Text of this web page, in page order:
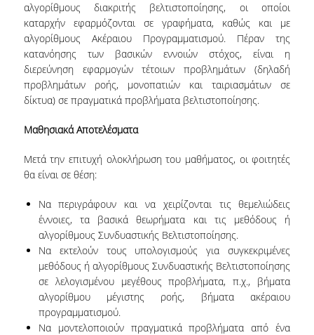
ΟΔΗΓΟΣ ΣΠΟΥΔΩΝ
ΜΑΘΗΜΑΤΑ
ΜΑΘΗΜΑΤΑ ΠΡΟΓΡΑΜΜΑΤΟΣ ΣΠΟΥΔΩΝ
ΜΑΘΗΜΑΤΑ ΕΛΕΥΘΕΡΗΣ ΕΠΙΛΟΓΗΣ
ΕΚΠΑΙΔΕΥΤΙΚΑ ΕΡΓΑΣΤΗΡΙΑ
ΚΑΤΑΤΑΚΤΗΡΙΕΣ ΕΞΕΤΑΣΕΙΣ
ΑΚΑΔΗΜΑΪΚΟΙ ΣΥΜΒΟΥΛΟΙ ΣΠΟΥΔΩΝ
ΠΙΣΤΟΠΟΙΗΣΗ ΠΑΙΔΑΓΩΓΙΚΗΣ ΚΑΙ ΔΙΔΑΚΤΙΚΗΣ
ΕΠΑΡΚΕΙΑΣ
ERASMUS+
ΜΕΤΑΠΤΥΧΙΑΚΕΣ ΣΠΟΥΔΕΣ
αλγορίθμους διακριτής βελτιστοποίησης, οι οποίοι
καταρχήν εφαρμόζονται σε γραφήματα, καθώς και με
αλγορίθμους Ακέραιου Προγραμματισμού. Πέραν της
κατανόησης των βασικών εννοιών στόχος, είναι η
διερεύνηση εφαρμογών τέτοιων προβλημάτων (δηλαδή
προβλημάτων ροής, μονοπατιών και ταιριασμάτων σε
δίκτυα) σε πραγματικά προβλήματα βελτιστοποίησης.
Μαθησιακά Αποτελέσματα
Μετά την επιτυχή ολοκλήρωση του μαθήματος, οι φοιτητές
θα είναι σε θέση:
Να περιγράφουν και να χειρίζονται τις θεμελιώδεις
έννοιες, τα βασικά θεωρήματα και τις μεθόδους ή
αλγορίθμους Συνδυαστικής Βελτιστοποίησης.
Να εκτελούν τους υπολογισμούς για συγκεκριμένες
μεθόδους ή αλγορίθμους Συνδυαστικής Βελτιστοποίησης
σε λελογισμένου μεγέθους προβλήματα, π.χ., βήματα
αλγορίθμου μέγιστης ροής, βήματα ακέραιου
προγραμματισμού.
Να μοντελοποιούν πραγματικά προβλήματα από ένα